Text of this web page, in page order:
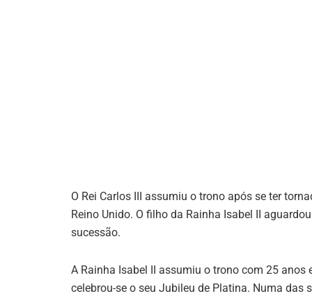
O Rei Carlos III assumiu o trono após se ter
Reino Unido. O filho da Rainha Isabel II
sucessão.
A Rainha Isabel II assumiu o trono com 25
celebrou-se o seu Jubileu de Platina. Numa das